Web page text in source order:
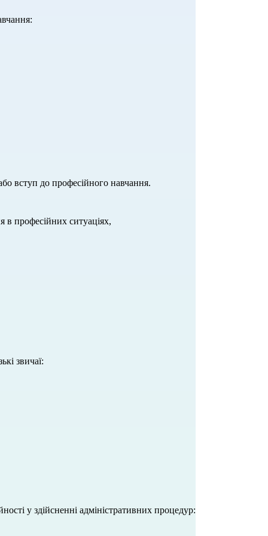
вступ до професійного навчання.
в професійних ситуаціях,
звичаї:
у здійсненні адміністративних процедур: